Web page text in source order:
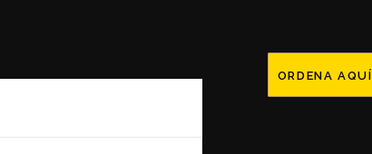
ORDENA AQUÍ